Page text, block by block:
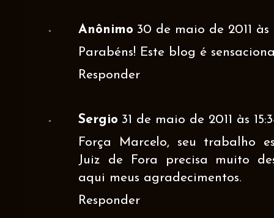
Anônimo 30 de maio de 2011 às
Parabéns! Este blog é
Responder
Sergio 31 de maio de 2011 às
Força Marcelo, seu trabalho
Juiz de Fora precisa muito
aqui meus agradecimentos.
Responder